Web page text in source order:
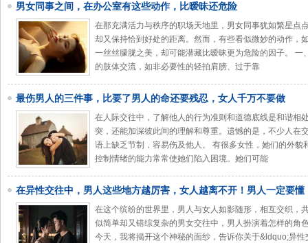
男女同事之间，在办公室有这些动作，比暧昧还危险
在那充满活力与秩序的职场天地里，男女同事犹如繁星点
却又保持恰到好处的距离。然而，有些看似微妙的动作，
一丝丝朦胧之美，却可能潜藏比暧昧更为危险的因子。
的肢体交流，如非必要性的轻拍肩膀、过于靠
最伤男人的三件事，比要了男人的命还要残忍，女人千万不要做
在人际交往中，了解他人的行为准则和道德底线是和谐相
突，还能加深彼此间的理解和尊重。遗憾的是，不少人在
语上缺乏节制，容易伤及他人。 有很多女性，她们的外
控制情绪的能力常常使她们陷入困境。她们可能
在异性交往中，男人这些地方越厉害，女人越离不开！男人一定要懂
在这个缤纷的世界里，男人与女人如影随形，相互交织，
似简单却又错综复杂的男女交往中，男人扮演着怎样的角
今天，我将揭开这个神秘的面纱，告诉你关于&ldquo;异